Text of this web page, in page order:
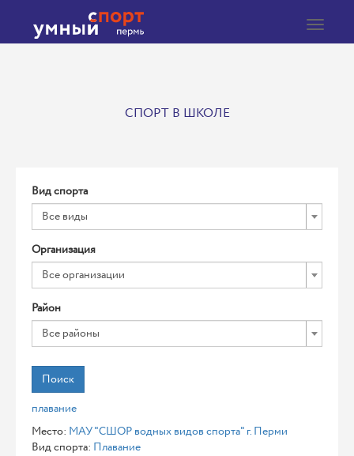
Toggle
СПОРТ В ШКОЛЕ
Вид спорта
Все виды
Организация
Все организации
Район
Все районы
Поиск
плавание
Место: МАУ "СШОР водных видов спорта" г. Перми
Вид спорта: Плавание